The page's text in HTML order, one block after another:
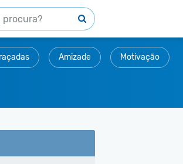
Amizade Motivação